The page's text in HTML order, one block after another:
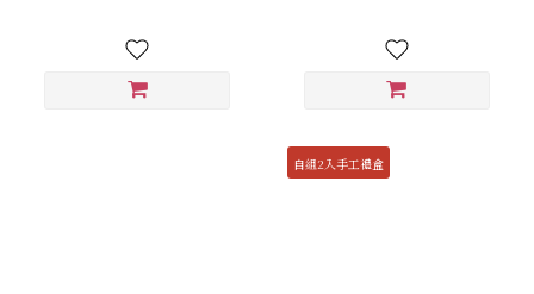
自組2入手工禮盒